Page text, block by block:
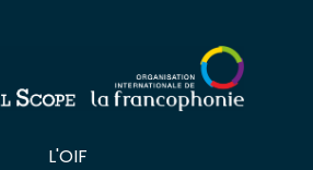
L'OIF